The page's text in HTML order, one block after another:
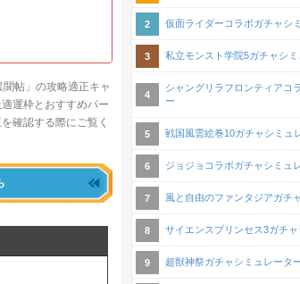
帖」の攻略適正キャ
運枠とおすすめパー
確認する際にご覧く
仮面ライダーコラボガチャシ
私立モンスト学院5ガチャシ
シャングリラフロンティアコ
ー
戦国風雲絵巻10ガチャシミュ
ジョジョコラボガチャシミュ
風と自由のファンタジアガチ
サイエンスプリンセス3ガチ
超獣神祭ガチャシミュレータ